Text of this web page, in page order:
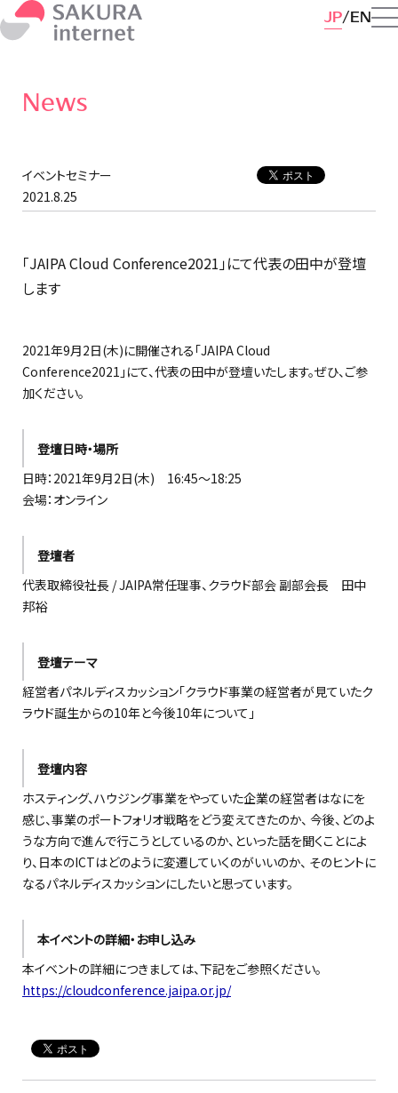
JP EN
News
イベントセミナー
2021.8.25
「JAIPA Cloud Conference2021」にて代表の田中が登壇
します
2021年9月2日(木)に開催される「JAIPA Cloud
Conference2021」にて、代表の田中が登壇いたします。ぜひ、ご参
加ください。
登壇日時・場所
日時：2021年9月2日(木) 16:45～18:25
会場：オンライン
登壇者
代表取締役社長 / JAIPA常任理事、クラウド部会 副部会長 田中
邦裕
登壇テーマ
経営者パネルディスカッション「クラウド事業の経営者が見ていたク
ラウド誕生からの10年と今後10年について」
登壇内容
ホスティング、ハウジング事業をやっていた企業の経営者はなにを
感じ、事業のポートフォリオ戦略をどう変えてきたのか、 今後、どのよ
うな方向で進んで行こうとしているのか、といった話を聞くことによ
り、日本のICTはどのように変遷していくのがいいのか、 そのヒントに
なるパネルディスカッションにしたいと思っています。
本イベントの詳細・お申し込み
本イベントの詳細につきましては、下記をご参照ください。
https://cloudconference.jaipa.or.jp/